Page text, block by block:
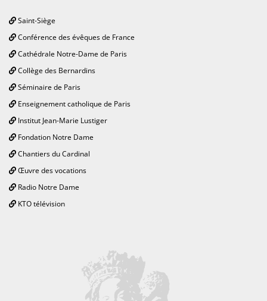
Saint-Siège
Conférence des évêques de France
Cathédrale Notre-Dame de Paris
Collège des Bernardins
Séminaire de Paris
Enseignement catholique de Paris
Institut Jean-Marie Lustiger
Fondation Notre Dame
Chantiers du Cardinal
Œuvre des vocations
Radio Notre Dame
KTO télévision